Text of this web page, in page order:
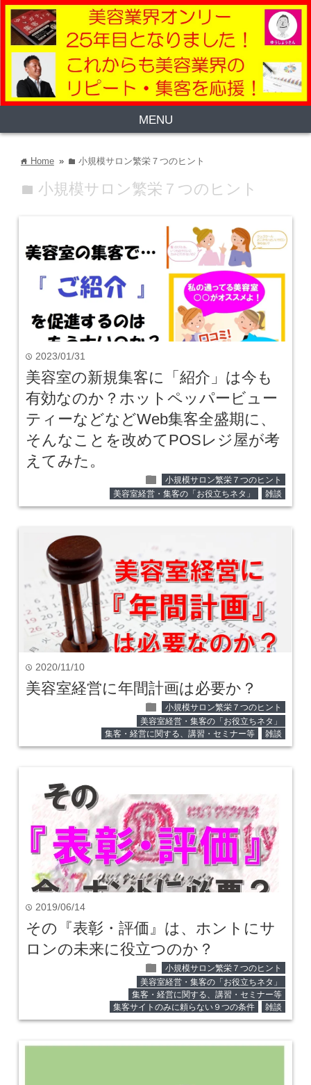
MENU
home Home » folder 小規模サロン繁栄７つのヒント
folder 小規模サロン繁栄７つのヒント
time 2023/01/31
美容室の新規集客に「紹介」は今も
有効なのか？ホットペッパービュー
ティーなどなどWeb集客全盛期に、
そんなことを改めてPOSレジ屋が考
えてみた。
folder
小規模サロン繁栄７つのヒント
美容室経営・集客の「お役立ちネタ」
雑談
time 2020/11/10
美容室経営に年間計画は必要か？
folder
小規模サロン繁栄７つのヒント
美容室経営・集客の「お役立ちネタ」
集客・経営に関する、講習・セミナー等
雑談
time 2019/06/14
その『表彰・評価』は、ホントにサ
ロンの未来に役立つのか？
folder
小規模サロン繁栄７つのヒント
美容室経営・集客の「お役立ちネタ」
集客・経営に関する、講習・セミナー等
集客サイトのみに頼らない９つの条件
雑談